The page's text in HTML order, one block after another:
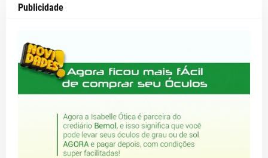
Publicidade